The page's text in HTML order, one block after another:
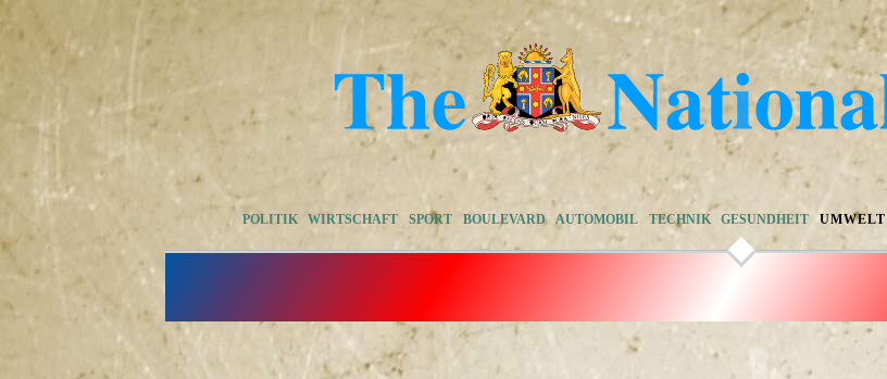
POLITIK WIRTSCHAFT SPORT BOULEVARD AUTOMOBIL TECHNIK GESUNDHEIT UMWELT